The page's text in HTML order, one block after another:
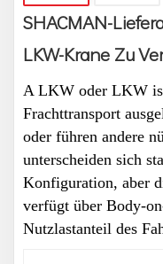
SHACMAN-
LKW-Krane Zu
A LKW oder LKW
Frachttransport
oder führen andere
unterscheiden sich
Konfiguration, aber
verfügt über Body-
Nutzlastanteil des